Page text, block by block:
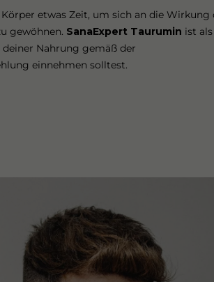
etwas Zeit, um sich an die Wirkung
gewöhnen. SanaExpert Taurumin ist als
deiner Nahrung gemäß der
einnehmen solltest.